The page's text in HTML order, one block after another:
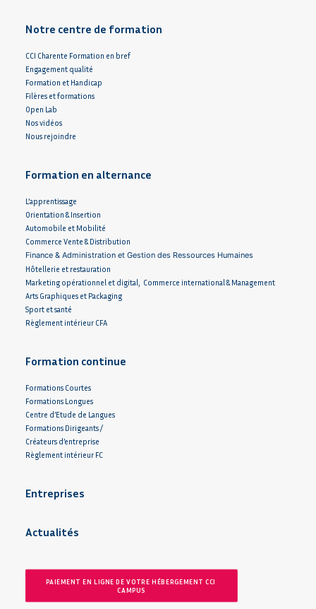
Notre centre de formation
CCI Charente Formation en bref
Engagement qualité
Formation et Handicap
Filères et formations
Open Lab
Nos vidéos
Nous rejoindre
Formation en alternance
L’apprentissage
Orientation & Insertion
Automobile et Mobilité
Commerce Vente & Distribution
Finance & Administration et Gestion des Ressources Humaines
Hôtellerie et restauration
Marketing opérationnel et digital, Commerce international & Management
Arts Graphiques et Packaging
Sport et santé
Règlement intérieur CFA
Formation continue
Formations Courtes
Formations Longues
Centre d’Etude de Langues
Formations Dirigeants /
Créateurs d’entreprise
Règlement intérieur FC
Entreprises
Actualités
PAIEMENT EN LIGNE DE VOTRE HÉBERGEMENT CCI
CAMPUS